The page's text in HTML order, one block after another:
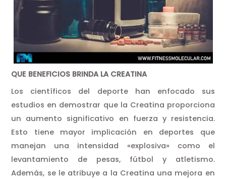
QUE BENEFICIOS BRINDA LA CREATINA
Los científicos del deporte han enfocado sus
estudios en demostrar que la Creatina proporciona
un aumento significativo en fuerza y resistencia.
Esto tiene mayor implicación en deportes que
manejan una intensidad «explosiva» como el
levantamiento de pesas, fútbol y atletismo.
Además, se le atribuye a la Creatina una mejora en